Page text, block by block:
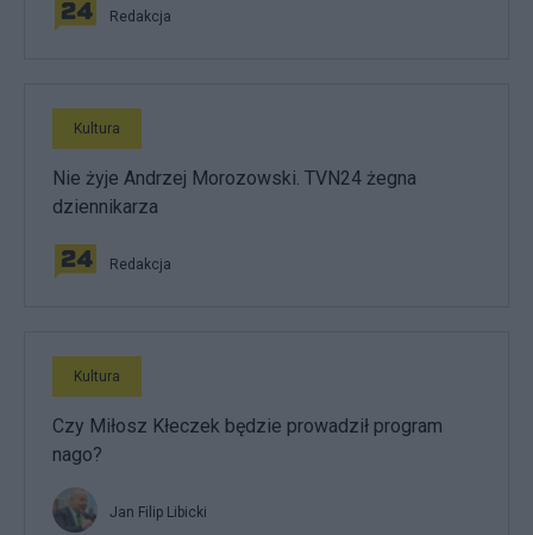
Redakcja
Kultura
Nie żyje Andrzej Morozowski. TVN24 żegna
dziennikarza
Redakcja
Kultura
Czy Miłosz Kłeczek będzie prowadził program
nago?
Jan Filip Libicki